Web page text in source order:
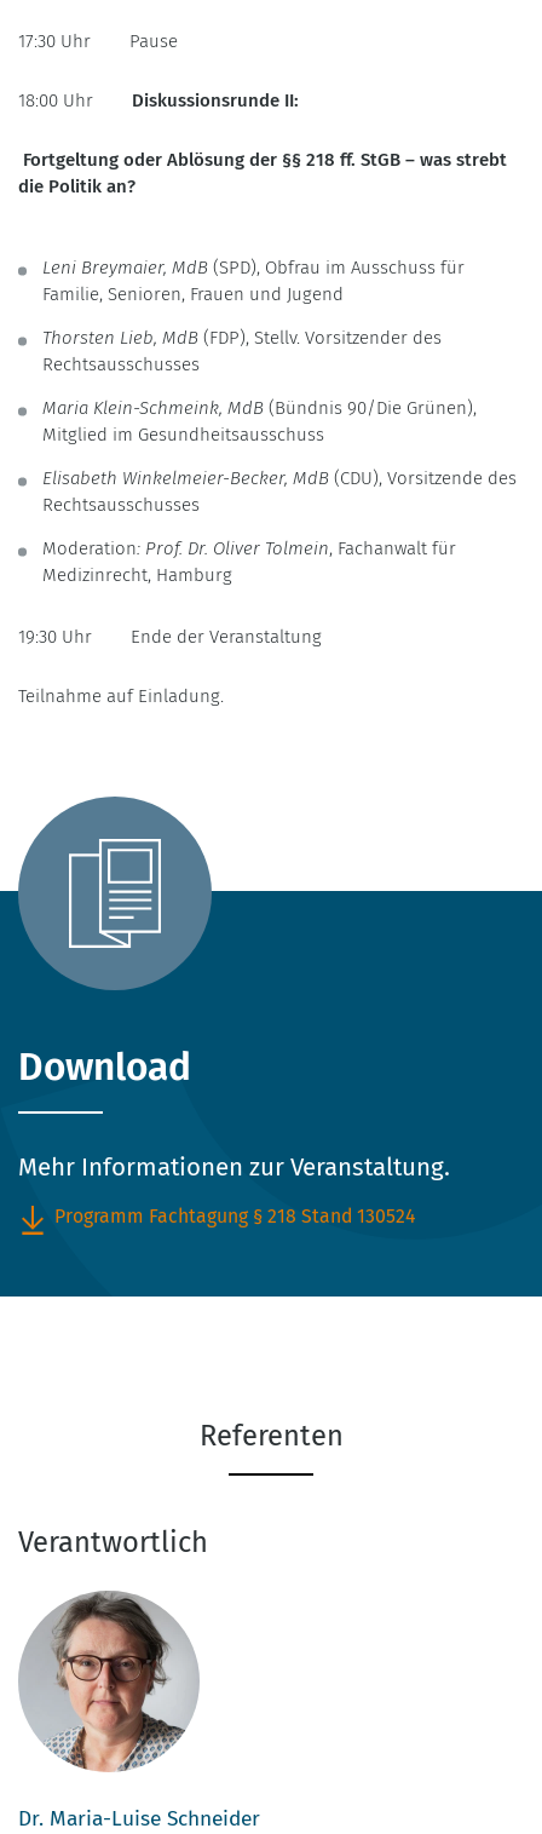
17:30 Uhr Pause
18:00 Uhr Diskussionsrunde II:
Fortgeltung oder Ablösung der §§ 218 ff. StGB – was strebt
die Politik an?
Leni Breymaier, MdB (SPD), Obfrau im Ausschuss für
Familie, Senioren, Frauen und Jugend
Thorsten Lieb, MdB (FDP), Stellv. Vorsitzender des
Rechtsausschusses
Maria Klein-Schmeink, MdB (Bündnis 90/Die Grünen),
Mitglied im Gesundheitsausschuss
Elisabeth Winkelmeier-Becker, MdB (CDU), Vorsitzende des
Rechtsausschusses
Moderation: Prof. Dr. Oliver Tolmein, Fachanwalt für
Medizinrecht, Hamburg
19:30 Uhr Ende der Veranstaltung
Teilnahme auf Einladung.
Download
Mehr Informationen zur Veranstaltung.
Programm Fachtagung § 218 Stand 130524
Referenten
Verantwortlich
Dr. Maria-Luise Schneider